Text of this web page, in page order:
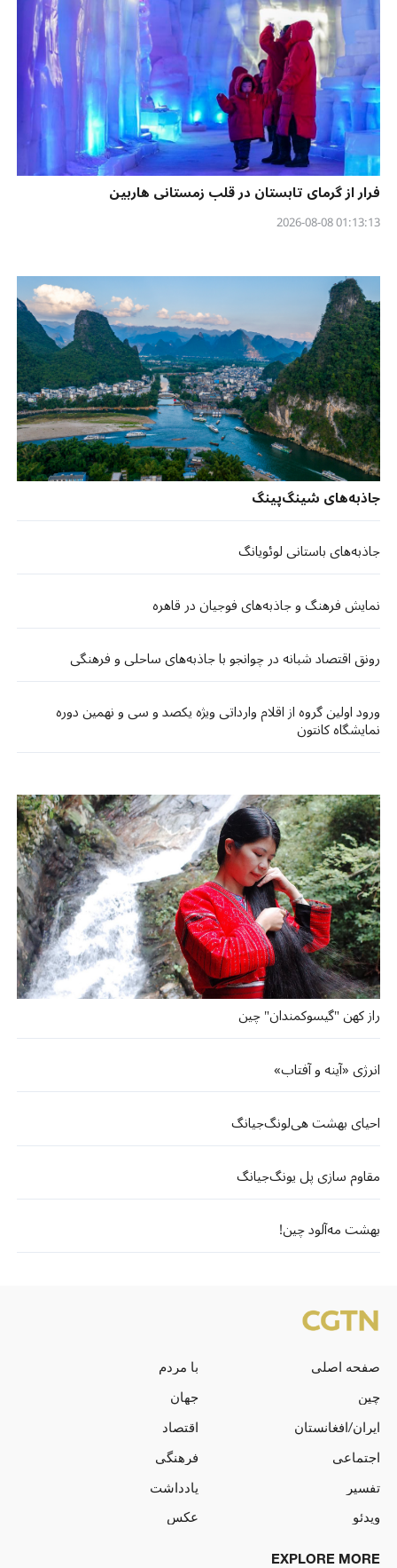
فرار از گرمای تابستان در قلب زمستانی هاربین
01:13:13 2026-08-08
جاذبه‌های شینگ‌پینگ
جاذبه‌های باستانی لوئویانگ
نمایش فرهنگ و جاذبه‌های فوجیان در قاهره
رونق اقتصاد شبانه در چوانجو با جاذبه‌های ساحلی و فرهنگی
ورود اولین گروه از اقلام وارداتی ویژه یکصد و سی و نهمین دوره
نمایشگاه کانتون
راز کهن "گیسوکمندان" چین
انرژی «آینه و آفتاب»
احیای بهشت هی‌لونگ‌جیانگ
مقاوم سازی پل یونگ‌جیانگ
بهشت مه‌آلود چین!
صفحه اصلی
با مردم
چین
جهان
ایران/افغانستان
اقتصاد
اجتماعی
فرهنگی
تفسیر
یادداشت
ویدئو
عکس
EXPLORE MORE